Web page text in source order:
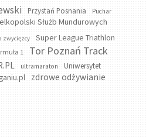
Przystań Posnania
Puchar
Służb Mundurowych
zwycięzcy Super League Triathlon
1
Tor Poznań Track
ultramaraton
Uniwersytet
zdrowe odżywianie